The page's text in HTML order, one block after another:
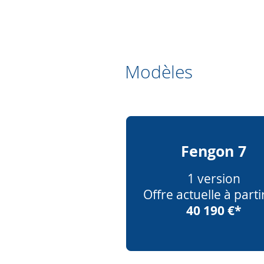
Modèles
Fengon 7
1 version
Offre actuelle à
40 190 €*